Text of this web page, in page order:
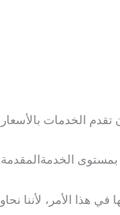
الخدمات
بمستوى
الأمر، لأننا